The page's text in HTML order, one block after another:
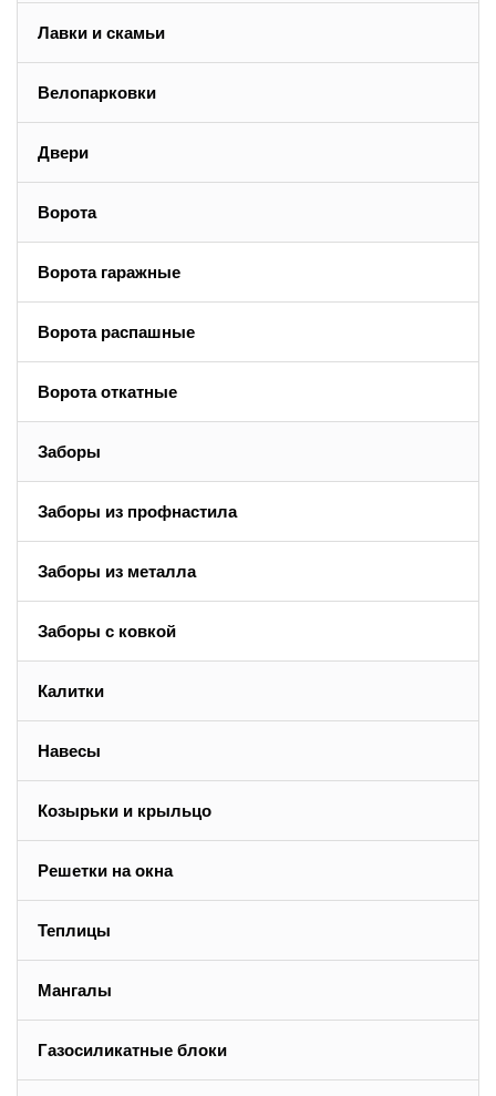
Лавки и скамьи
Велопарковки
Двери
Ворота
Ворота гаражные
Ворота распашные
Ворота откатные
Заборы
Заборы из профнастила
Заборы из металла
Заборы с ковкой
Калитки
Навесы
Козырьки и крыльцо
Решетки на окна
Теплицы
Мангалы
Газосиликатные блоки